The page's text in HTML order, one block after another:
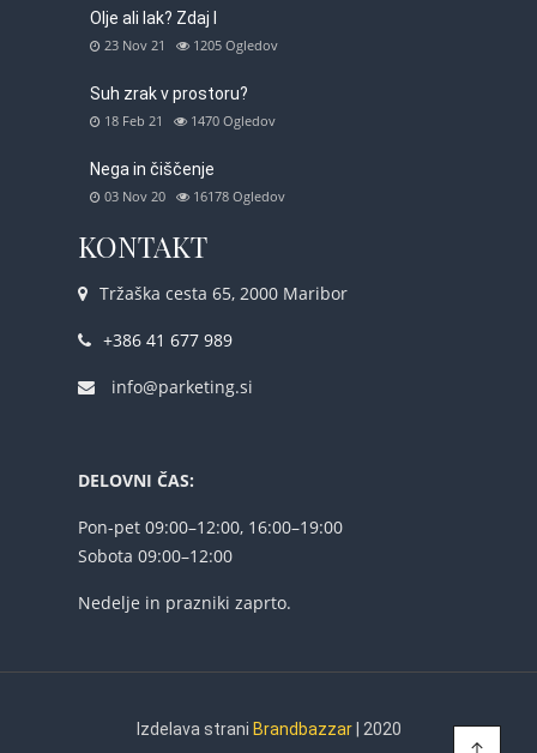
Olje ali lak? Zdaj l
23 Nov 21 1205 Ogledov
Suh zrak v prostoru?
18 Feb 21 1470 Ogledov
Nega in čiščenje
03 Nov 20 16178 Ogledov
KONTAKT
Tržaška cesta 65, 2000 Maribor
+386 41 677 989
info@parketing.si
DELOVNI ČAS:
Pon-pet 09:00–12:00, 16:00–19:00
Sobota 09:00–12:00
Nedelje in prazniki zaprto.
Izdelava strani Brandbazzar| 2020